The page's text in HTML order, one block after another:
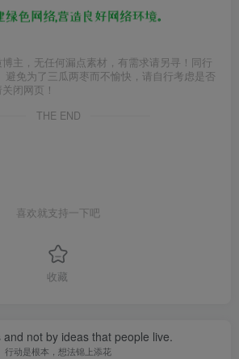
主，无任何漏点素材，有需求请另寻！同行
避免为了三瓜两枣而不愉快，请自行考虑是否
闭网页！
THE END
喜欢就支持一下吧
收藏
and not by ideas that people live.
行动是根本，想法锦上添花